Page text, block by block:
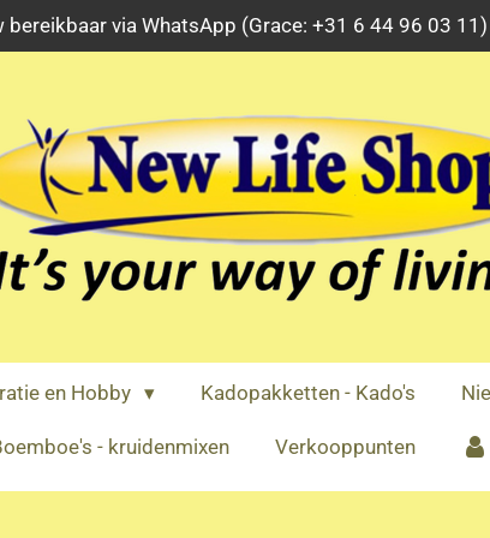
bereikbaar via WhatsApp (Grace: +31 6 44 96 03 11)
en Hobby Kadopakketten - Kado's
- kruidenmixen Verkooppunten